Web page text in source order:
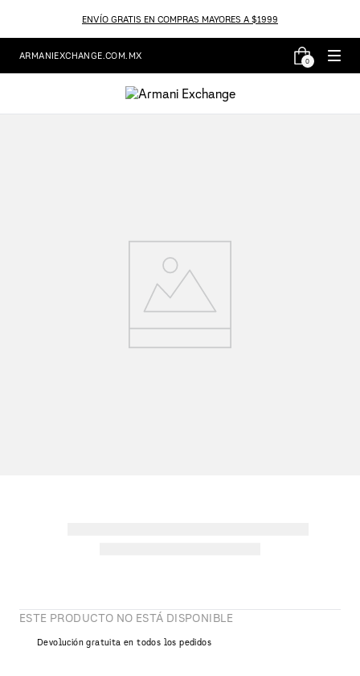
ENVÍO GRATIS EN COMPRAS MAYORES A $1999
ARMANIEXCHANGE.COM.MX 0
ESTE PRODUCTO NO ESTÁ DISPONIBLE
Devolución gratuita en todos los pedidos